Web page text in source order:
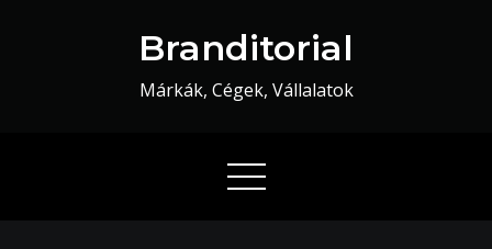
Branditorial
Márkák, Cégek, Vállalatok